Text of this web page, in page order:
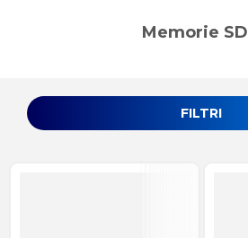
FILTRI
Memorie SD